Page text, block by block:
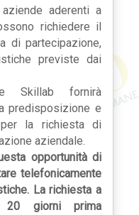
aderenti a
richiedere il
di partecipazione,
previste dai
Skillab fornirà
predisposizione e
la richiesta di
aziendale.
opportunità di
telefonicamente
La richiesta a
20 giorni prima